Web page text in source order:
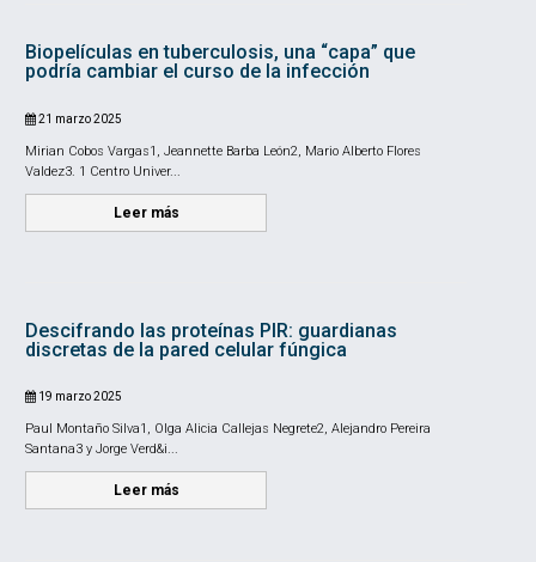
Biopelículas en tuberculosis, una “capa” que
podría cambiar el curso de la infección
21 marzo 2025
Mirian Cobos Vargas1, Jeannette Barba León2, Mario Alberto Flores
Valdez3. 1 Centro Univer...
Leer más
Descifrando las proteínas PIR: guardianas
discretas de la pared celular fúngica
19 marzo 2025
Paul Montaño Silva1, Olga Alicia Callejas Negrete2, Alejandro Pereira
Santana3 y Jorge Verd&i...
Leer más